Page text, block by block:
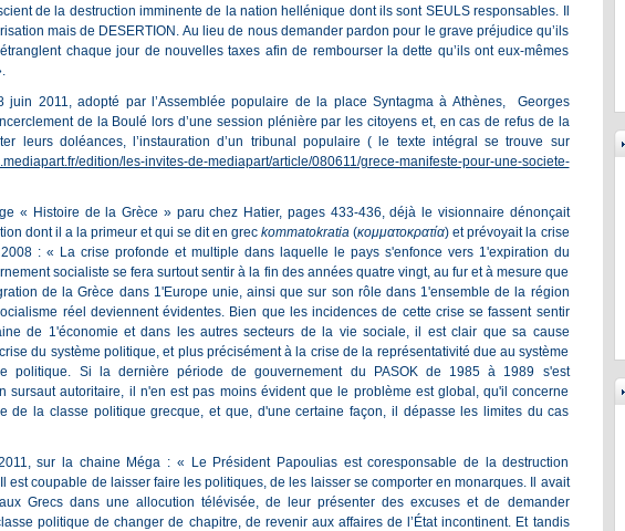
de la destruction imminente de la nation hellénique dont ils sont SEULS responsables. Il
mais de DESERTION. Au lieu de nous demander pardon pour le grave préjudice qu’ils
chaque jour de nouvelles taxes afin de rembourser la dette qu’ils ont eux-mêmes
juin 2011, adopté par l’Assemblée populaire de la place Syntagma à Athènes, Georges
de la Boulé lors d’une session plénière par les citoyens et, en cas de refus de la
leurs doléances, l’instauration d’un tribunal populaire ( le texte intégral se trouve sur
edition/les-invites-de-mediapart/article/080611/grece-manifeste-pour-une-societe-
« Histoire de la Grèce » paru chez Hatier, pages 433-436, déjà le visionnaire dénonçait
dont il a la primeur et qui se dit en greckommatokratia (κομματοκρατία) et prévoyait la crise
: « La crise profonde et multiple dans laquelle le pays s'enfonce vers 1'expiration du
socialiste se fera surtout sentir à la fin des années quatre vingt, au fur et à mesure que
de la Grèce dans 1'Europe unie, ainsi que sur son rôle dans 1'ensemble de la région
réel deviennent évidentes. Bien que les incidences de cette crise se fassent sentir
de 1'économie et dans les autres secteurs de la vie sociale, il est clair que sa cause
du système politique, et plus précisément à la crise de la représentativité due au système
politique. Si la dernière période de gouvernement du PASOK de 1985 à 1989 s'est
sursaut autoritaire, il n'en est pas moins évident que le problème est global, qu'il concerne
de la classe politique grecque, et que, d'une certaine façon, il dépasse les limites du cas
sur la chaine Méga : « Le Président Papoulias est coresponsable de la destruction
est coupable de laisser faire les politiques, de les laisser se comporter en monarques. Il avait
Grecs dans une allocution télévisée, de leur présenter des excuses et de demander
politique de changer de chapitre, de revenir aux affaires de l’État incontinent. Et tandis